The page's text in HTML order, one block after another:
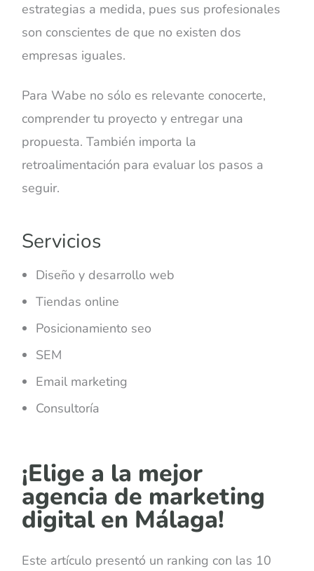
estrategias a medida, pues sus profesionales
son conscientes de que no existen dos
empresas iguales.
Para Wabe no sólo es relevante conocerte,
comprender tu proyecto y entregar una
propuesta. También importa la
retroalimentación para evaluar los pasos a
seguir.
Servicios
Diseño y desarrollo web
Tiendas online
Posicionamiento seo
SEM
Email marketing
Consultoría
¡Elige a la mejor
agencia de marketing
digital en Málaga!
Este artículo presentó un ranking con las 10